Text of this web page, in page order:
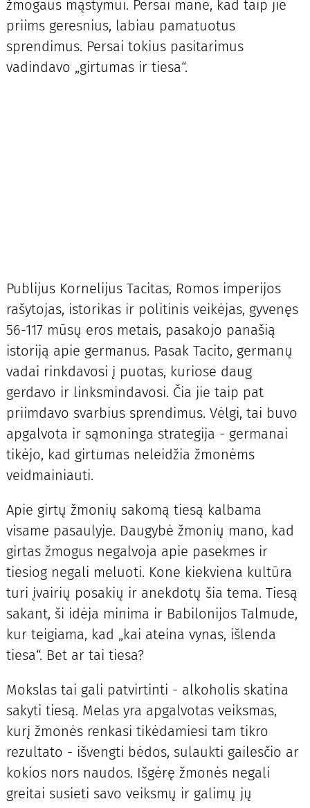
žmogaus mąstymui. Persai manė, kad taip jie
priims geresnius, labiau pamatuotus
sprendimus. Persai tokius pasitarimus
vadindavo „girtumas ir tiesa“.
Publijus Kornelijus Tacitas, Romos imperijos
rašytojas, istorikas ir politinis veikėjas, gyvenęs
56-117 mūsų eros metais, pasakojo panašią
istoriją apie germanus. Pasak Tacito, germanų
vadai rinkdavosi į puotas, kuriose daug
gerdavo ir linksmindavosi. Čia jie taip pat
priimdavo svarbius sprendimus. Vėlgi, tai buvo
apgalvota ir sąmoninga strategija - germanai
tikėjo, kad girtumas neleidžia žmonėms
veidmainiauti.
Apie girtų žmonių sakomą tiesą kalbama
visame pasaulyje. Daugybė žmonių mano, kad
girtas žmogus negalvoja apie pasekmes ir
tiesiog negali meluoti. Kone kiekviena kultūra
turi įvairių posakių ir anekdotų šia tema. Tiesą
sakant, ši idėja minima ir Babilonijos Talmude,
kur teigiama, kad „kai ateina vynas, išlenda
tiesa“. Bet ar tai tiesa?
Mokslas tai gali patvirtinti - alkoholis skatina
sakyti tiesą. Melas yra apgalvotas veiksmas,
kurį žmonės renkasi tikėdamiesi tam tikro
rezultato - išvengti bėdos, sulaukti gailesčio ar
kokios nors naudos. Išgėrę žmonės negali
greitai susieti savo veiksmų ir galimų jų